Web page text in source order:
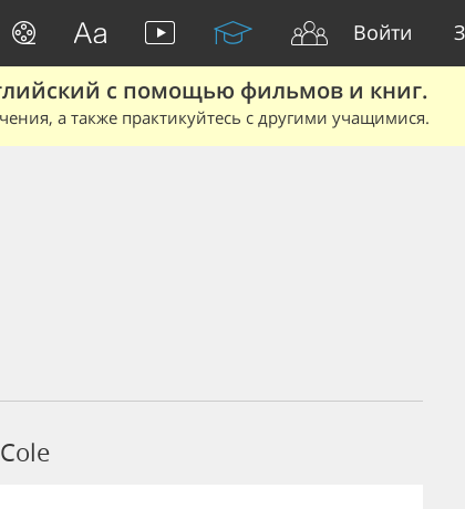
Войти
с помощью фильмов и книг.
а также практикуйтесь с другими учащимися.